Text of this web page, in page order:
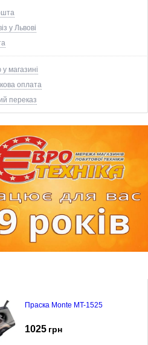
у Львові
у магазині
оплата
переказ
Праска Monte MT-1525
1025 грн